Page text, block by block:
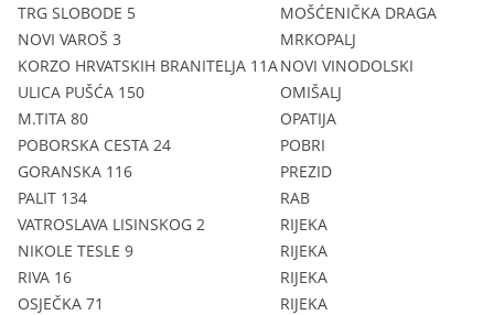
TRG SLOBODE 5
MOŠĆENIČKA DRAGA
NOVI VAROŠ 3
MRKOPALJ
KORZO HRVATSKIH BRANITELJA 11ANOVI VINODOLSKI
ULICA PUŠĆA 150
OMIŠALJ
M.TITA 80
OPATIJA
POBORSKA CESTA 24
POBRI
GORANSKA 116
PREZID
PALIT 134
RAB
VATROSLAVA LISINSKOG 2
RIJEKA
NIKOLE TESLE 9
RIJEKA
RIVA 16
RIJEKA
OSJEČKA 71
RIJEKA